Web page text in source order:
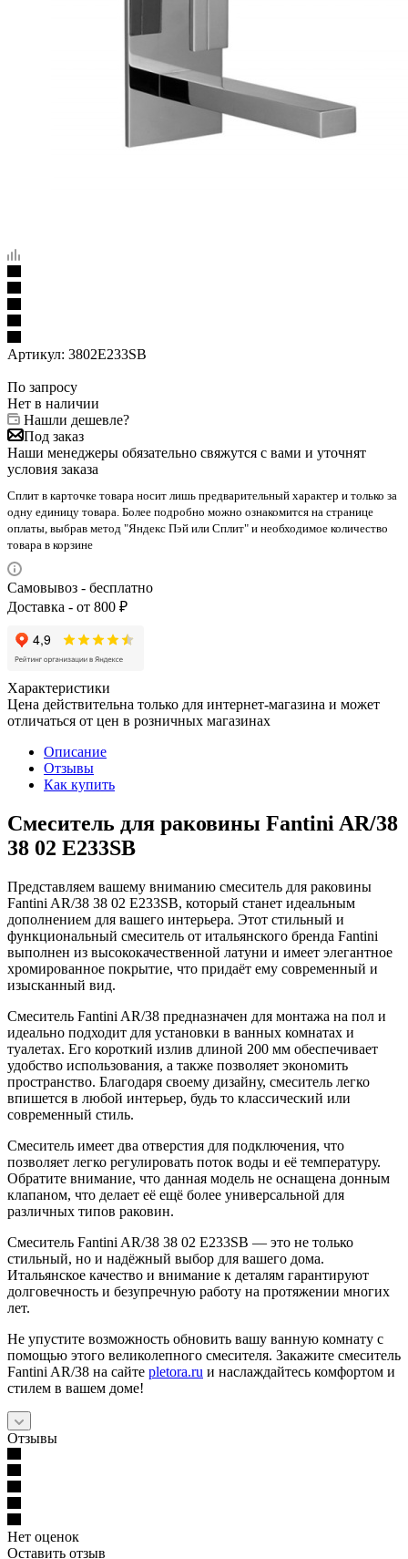
Артикул: 3802E233SB
По запросу
Нет в наличии
Нашли дешевле?
Под заказ
Наши менеджеры обязательно свяжутся с вами и уточнят
условия заказа
Сплит в карточке товара носит лишь предварительный характер и только за
одну единицу товара. Более подробно можно ознакомится на странице
оплаты, выбрав метод "Яндекс Пэй или Сплит" и необходимое количество
товара в корзине
Самовывоз - бесплатно
Доставка - от 800 ₽
Характеристики
Цена действительна только для интернет-магазина и может
отличаться от цен в розничных магазинах
Описание
Отзывы
Как купить
Смеситель для раковины Fantini AR/38
38 02 E233SB
Представляем вашему вниманию смеситель для раковины
Fantini AR/38 38 02 E233SB, который станет идеальным
дополнением для вашего интерьера. Этот стильный и
функциональный смеситель от итальянского бренда Fantini
выполнен из высококачественной латуни и имеет элегантное
хромированное покрытие, что придаёт ему современный и
изысканный вид.
Смеситель Fantini AR/38 предназначен для монтажа на пол и
идеально подходит для установки в ванных комнатах и
туалетах. Его короткий излив длиной 200 мм обеспечивает
удобство использования, а также позволяет экономить
пространство. Благодаря своему дизайну, смеситель легко
впишется в любой интерьер, будь то классический или
современный стиль.
Смеситель имеет два отверстия для подключения, что
позволяет легко регулировать поток воды и её температуру.
Обратите внимание, что данная модель не оснащена донным
клапаном, что делает её ещё более универсальной для
различных типов раковин.
Смеситель Fantini AR/38 38 02 E233SB — это не только
стильный, но и надёжный выбор для вашего дома.
Итальянское качество и внимание к деталям гарантируют
долговечность и безупречную работу на протяжении многих
лет.
Не упустите возможность обновить вашу ванную комнату с
помощью этого великолепного смесителя. Закажите смеситель
Fantini AR/38 на сайте pletora.ru и наслаждайтесь комфортом и
стилем в вашем доме!
Отзывы
Нет оценок
Оставить отзыв